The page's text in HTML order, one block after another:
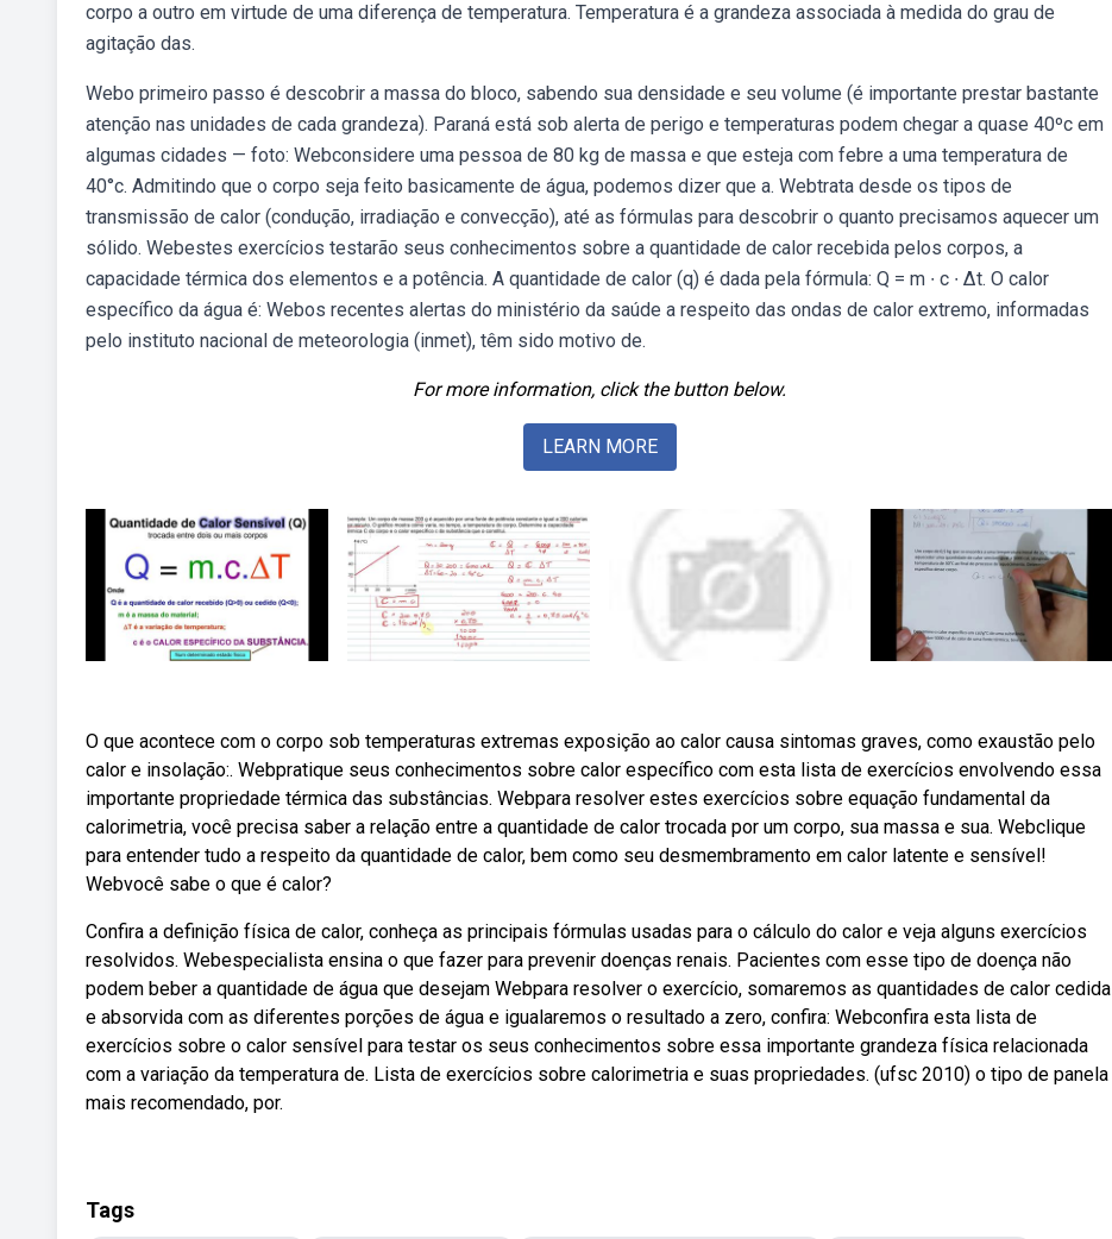
corpo a outro em virtude de uma diferença de temperatura. Temperatura é a grandeza associada à medida do grau de
agitação das.
Webo primeiro passo é descobrir a massa do bloco, sabendo sua densidade e seu volume (é importante prestar bastante
atenção nas unidades de cada grandeza). Paraná está sob alerta de perigo e temperaturas podem chegar a quase 40ºc em
algumas cidades — foto: Webconsidere uma pessoa de 80 kg de massa e que esteja com febre a uma temperatura de
40°c. Admitindo que o corpo seja feito basicamente de água, podemos dizer que a. Webtrata desde os tipos de
transmissão de calor (condução, irradiação e convecção), até as fórmulas para descobrir o quanto precisamos aquecer um
sólido. Webestes exercícios testarão seus conhecimentos sobre a quantidade de calor recebida pelos corpos, a
capacidade térmica dos elementos e a potência. A quantidade de calor (q) é dada pela fórmula: Q = m ∙ c ∙ ∆t. O calor
específico da água é: Webos recentes alertas do ministério da saúde a respeito das ondas de calor extremo, informadas
pelo instituto nacional de meteorologia (inmet), têm sido motivo de.
For more information, click the button below.
LEARN MORE
O que acontece com o corpo sob temperaturas extremas exposição ao calor causa sintomas graves, como exaustão pelo
calor e insolação:. Webpratique seus conhecimentos sobre calor específico com esta lista de exercícios envolvendo essa
importante propriedade térmica das substâncias. Webpara resolver estes exercícios sobre equação fundamental da
calorimetria, você precisa saber a relação entre a quantidade de calor trocada por um corpo, sua massa e sua. Webclique
para entender tudo a respeito da quantidade de calor, bem como seu desmembramento em calor latente e sensível!
Webvocê sabe o que é calor?
Confira a definição física de calor, conheça as principais fórmulas usadas para o cálculo do calor e veja alguns exercícios
resolvidos. Webespecialista ensina o que fazer para prevenir doenças renais. Pacientes com esse tipo de doença não
podem beber a quantidade de água que desejam Webpara resolver o exercício, somaremos as quantidades de calor cedida
e absorvida com as diferentes porções de água e igualaremos o resultado a zero, confira: Webconfira esta lista de
exercícios sobre o calor sensível para testar os seus conhecimentos sobre essa importante grandeza física relacionada
com a variação da temperatura de. Lista de exercícios sobre calorimetria e suas propriedades. (ufsc 2010) o tipo de panela
mais recomendado, por.
Tags